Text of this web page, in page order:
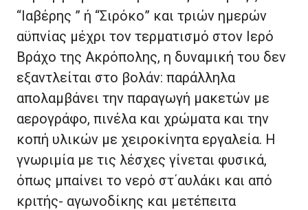
“Ιαβέρης ” ή “Σιρόκο” και τριών ημερών
αϋπνίας μέχρι τον τερματισμό στον Ιερό
Βράχο της Ακρόπολης, η δυναμική του δεν
εξαντλείται στο βολάν: παράλληλα
απολαμβάνει την παραγωγή μακετών με
αερογράφο, πινέλα και χρώματα και την
κοπή υλικών με χειροκίνητα εργαλεία. Η
γνωριμία με τις λέσχες γίνεται φυσικά,
όπως μπαίνει το νερό στ΄αυλάκι και από
κριτής- αγωνοδίκης και μετέπειτα